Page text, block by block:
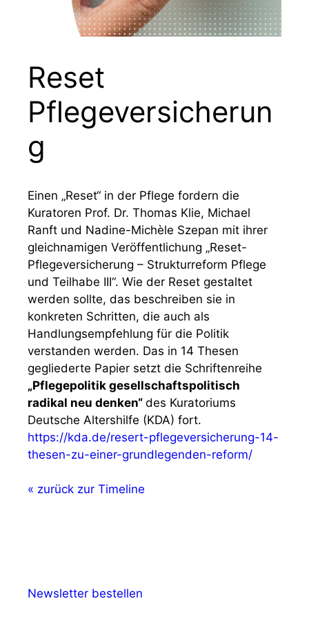
Reset
Pflegeversicherun
g
Einen „Reset“ in der Pflege fordern die
Kuratoren Prof. Dr. Thomas Klie, Michael
Ranft und Nadine-Michèle Szepan mit ihrer
gleichnamigen Veröffentlichung „Reset-
Pflegeversicherung – Strukturreform Pflege
und Teilhabe III“. Wie der Reset gestaltet
werden sollte, das beschreiben sie in
konkreten Schritten, die auch als
Handlungsempfehlung für die Politik
verstanden werden. Das in 14 Thesen
gegliederte Papier setzt die Schriftenreihe
„Pflegepolitik gesellschaftspolitisch
radikal neu denken“ des Kuratoriums
Deutsche Altershilfe (KDA) fort.
https://kda.de/resert-pflegeversicherung-14-
thesen-zu-einer-grundlegenden-reform/
« zurück zur Timeline
Newsletter bestellen